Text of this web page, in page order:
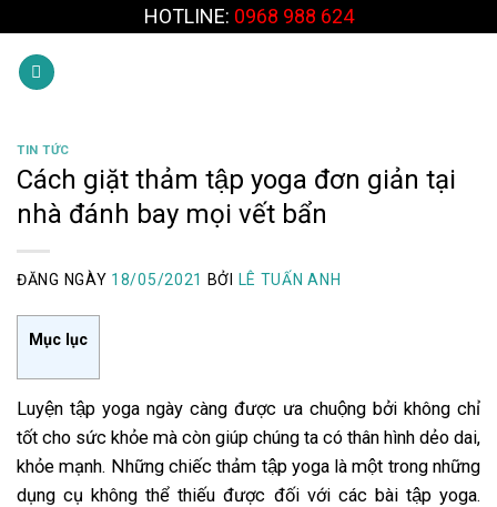
to
content
HOTLINE: 0968 988 624
TIN TỨC
Cách giặt thảm tập yoga đơn giản tại
nhà đánh bay mọi vết bẩn
ĐĂNG NGÀY 18/05/2021 BỞI LÊ TUẤN ANH
Mục lục
Luyện tập yoga ngày càng được ưa chuộng bởi không chỉ
tốt cho sức khỏe mà còn giúp chúng ta có thân hình dẻo dai,
khỏe mạnh. Những chiếc thảm tập yoga là một trong những
dụng cụ không thể thiếu được đối với các bài tập yoga.